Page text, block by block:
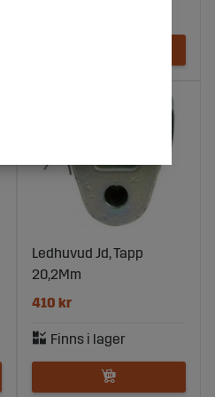
Ledhuvud Jd, Tapp
20,2Mm
410 kr